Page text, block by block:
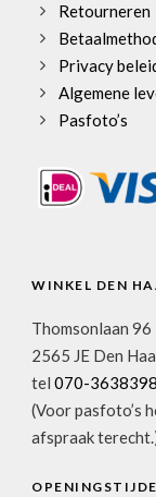
Retourneren
Privacy
Algemene
Pasfoto’s
WINKEL DEN
Thomsonlaan 96
2565 JE Den
tel 070-3638398
(Voor pasfoto’s
afspraak